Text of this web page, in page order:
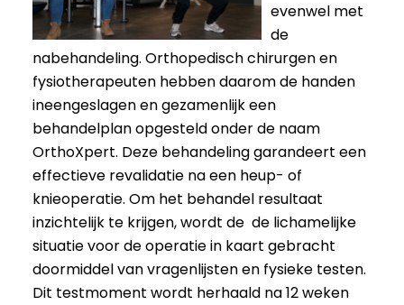
evenwel met
de
nabehandeling. Orthopedisch chirurgen en
fysiotherapeuten hebben daarom de handen
ineengeslagen en gezamenlijk een
behandelplan opgesteld onder de naam
OrthoXpert. Deze behandeling garandeert een
effectieve revalidatie na een heup- of
knieoperatie. Om het behandel resultaat
inzichtelijk te krijgen, wordt de de lichamelijke
situatie voor de operatie in kaart gebracht
doormiddel van vragenlijsten en fysieke testen.
Dit testmoment wordt herhaald na 12 weken